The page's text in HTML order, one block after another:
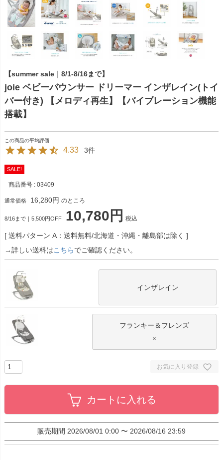
【summer sale｜8/1-8/16まで】
joie ベビーバウンサー ドリーマー インザレイン(トイ
バー付き) 【メロディ再生】【バイブレーション機能
搭載】
4.33 3
SALE!
商品番号 03409
通常価格 16,280 のところ
8/16まで｜5,500円OFF 10,780 税込
送料パターン A：送料無料/北海道・沖縄・離島部は除く
→詳しい送料はこちらでご確認ください。
インザレイン
フランキー＆フレンズ
×
お気に入り登録
カートに入れる
販売期間 2026/08/01 0:00 〜 2026/08/16 23:59